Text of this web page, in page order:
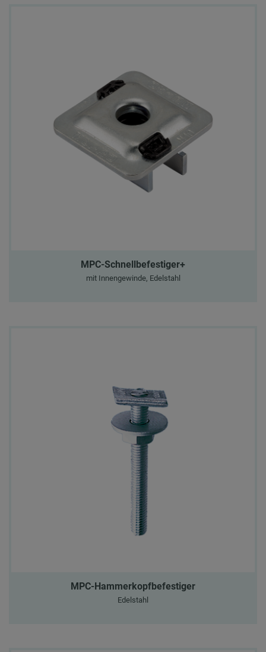
MPC-Schnellbefestiger+
mit Innengewinde, Edelstahl
MPC-Hammerkopfbefestiger
Edelstahl